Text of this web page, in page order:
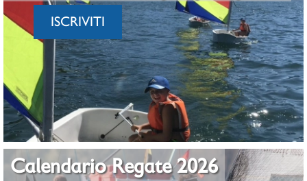
ISCRIVITI
Calendario Regate 2026